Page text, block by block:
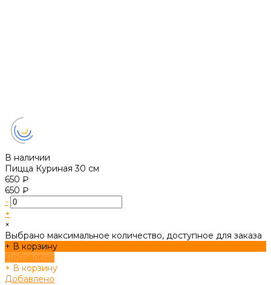
В наличии
Пицца Куриная 30 см
650 ₽
650 ₽
-
+
×
Выбрано максимальное количество, доступное для заказа
+ В корзину
Добавлено
+ В корзину
Добавлено